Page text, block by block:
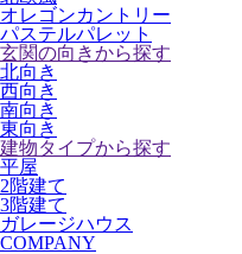
オレゴンカントリー
パステルパレット
玄関の向きから探す
北向き
西向き
南向き
東向き
建物タイプから探す
平屋
2階建て
3階建て
ガレージハウス
COMPANY